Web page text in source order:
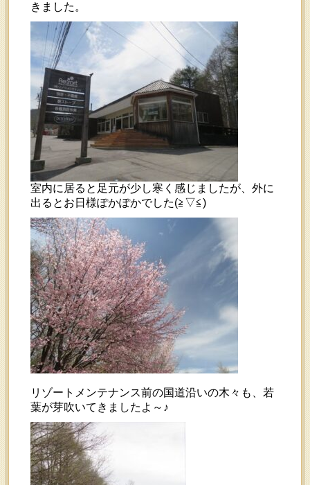
きました。
室内に居ると足元が少し寒く感じましたが、外に
出るとお日様ぽかぽかでした(≧▽≦)
リゾートメンテナンス前の国道沿いの木々も、若
葉が芽吹いてきましたよ～♪